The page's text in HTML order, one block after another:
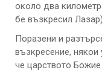
около два
бе възкресил
Поразени и
възкресение,
че царството